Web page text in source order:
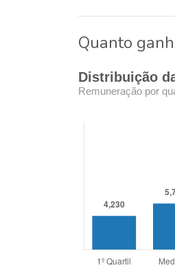
Quanto
Distribuição
Remuneração por